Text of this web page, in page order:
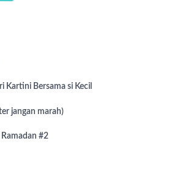
Kartini Bersama si Kecil
jangan marah)
#2